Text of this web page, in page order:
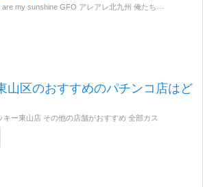
北九州 俺たち北九州 友よ FORZA北九州 力の限り駆け出せ KITAKYUSHU Let's GO 北九州オーオー 小倉
山区のおすすめのパチンコ店はど
キー東山店 その他の店舗がおすすめ 全部カス